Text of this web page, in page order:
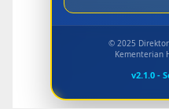
© 2025
Kementerian
v2.1.0 -